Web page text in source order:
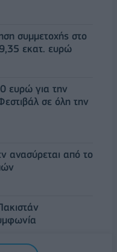
συμμετοχής στο
εκατ. ευρώ
ευρώ για την
σε όλη την
ανασύρεται από το